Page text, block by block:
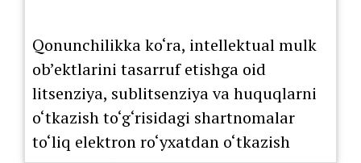
Qonunchilikka ko‘ra, intellektual mulk
ob’ektlarini tasarruf etishga oid
litsenziya, sublitsenziya va huquqlarni
o‘tkazish to‘g‘risidagi shartnomalar
to‘liq elektron ro‘yxatdan o‘tkazish